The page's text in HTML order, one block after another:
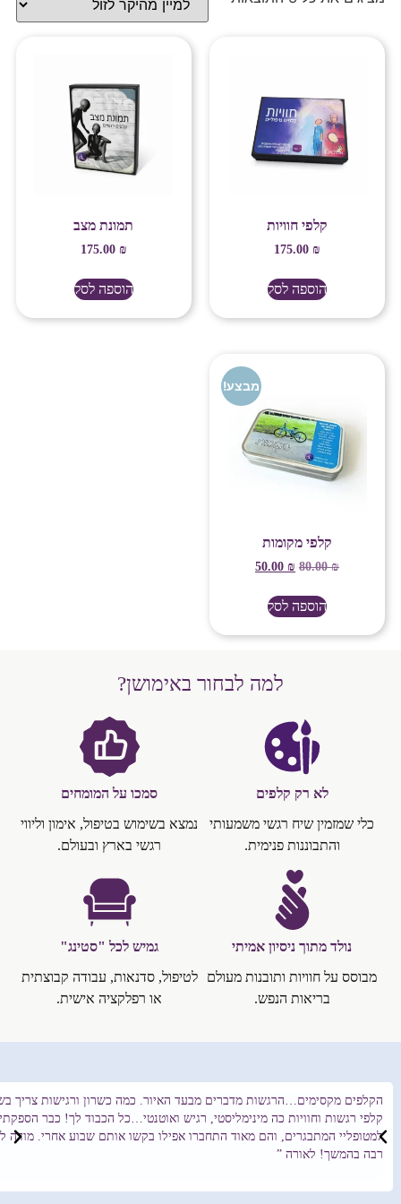
קלפי חוויות
175.00 ₪
הוספה לסל
תמונת מצב
175.00 ₪
הוספה לסל
מבצע!
קלפי מקומות
80.00₪
50.00 ₪
הוספה לסל
למה לבחור באימושן?
לא רק קלפים
כלי שמזמין שיח רגשי משמעותי
והתבוננות פנימית.
סמכו על המומחים
נמצא בשימוש בטיפול, אימון וליווי
רגשי בארץ ובעולם.
נולד מתוך ניסיון אמיתי
מבוסס על חוויות ותובנות מעולם
בריאות הנפש.
גמיש לכל "סטינג"
לטיפול, סדנאות, עבודה קבוצתית
או רפלקציה אישית.
הקלפים מקסימים…הרגשות מדברים מבעד האיור. כמה כשרון ורגישות צריך
קלפי רגשות וחוויות כה מינימליסטי, רגיש ואוטנטי…כל הכבוד לך! כבר
למטופליי המתבגרים, והם מאוד התחברו אפילו בקשו אותם שבוע אחרי. מודה
רבה בהמשך! לאורה ”